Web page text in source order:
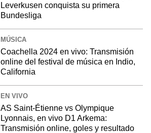
Leverkusen conquista su primera
Bundesliga
MÚSICA
Coachella 2024 en vivo: Transmisión
online del festival de música en Indio,
California
EN VIVO
AS Saint-Étienne vs Olympique
Lyonnais, en vivo D1 Arkema:
Transmisión online, goles y resultado